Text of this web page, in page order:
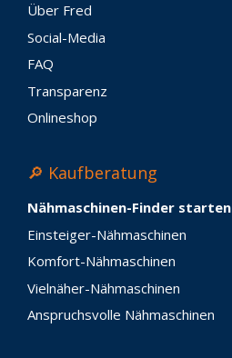
Über Fred
Social-Media
FAQ
Transparenz
Onlineshop
🔎 Kaufberatung
Nähmaschinen-Finder starten
Einsteiger-Nähmaschinen
Komfort-Nähmaschinen
Vielnäher-Nähmaschinen
Anspruchsvolle Nähmaschinen